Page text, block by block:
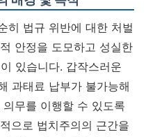
히 법규 위반에 대한 처벌
안정을 도모하고 성실한
있습니다. 갑작스러운
과태료 납부가 불가능해
무를 이행할 수 있도록
으로 법치주의의 근간을